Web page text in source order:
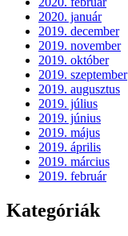
2020. január
2019. december
2019. november
2019. október
2019. szeptember
2019. augusztus
2019. július
2019. június
2019. május
2019. április
2019. március
2019. február
Kategóriák